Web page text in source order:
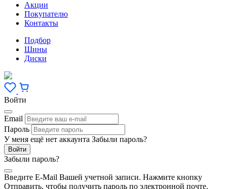
Акции
Покупателю
Контакты
Подбор
Шины
Диски
Войти
Email
Пароль
У меня ещё нет аккаунта Забыли пароль?
Забыли пароль?
Введите E-Mail Вашей учетной записи. Нажмите кнопку
Отправить, чтобы получить пароль по электронной почте.